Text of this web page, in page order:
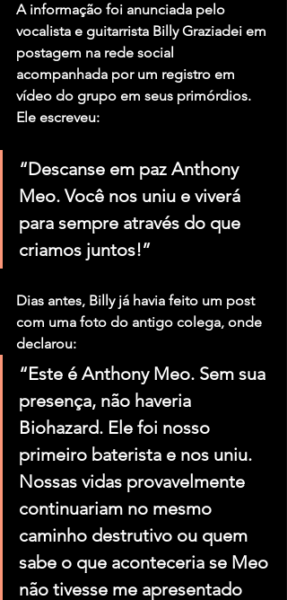
A informação foi anunciada pelo
vocalista e guitarrista Billy Graziadei em
postagem na rede social
acompanhada por um registro em
vídeo do grupo em seus primórdios.
Ele escreveu:
“Descanse em paz Anthony
Meo. Você nos uniu e viverá
para sempre através do que
criamos juntos!”
Dias antes, Billy já havia feito um post
com uma foto do antigo colega, onde
declarou:
“Este é Anthony Meo. Sem sua
presença, não haveria
Biohazard. Ele foi nosso
primeiro baterista e nos uniu.
Nossas vidas provavelmente
continuariam no mesmo
caminho destrutivo ou quem
sabe o que aconteceria se Meo
não tivesse me apresentado